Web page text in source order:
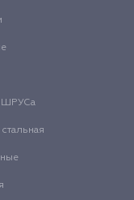
ШРУСа